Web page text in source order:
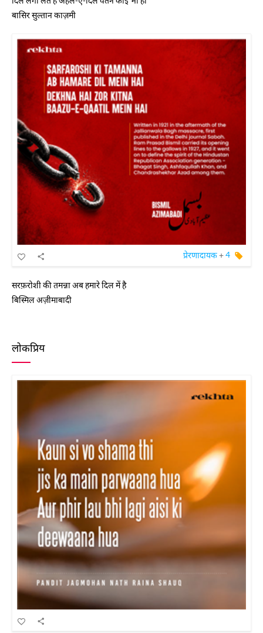
बासिर सुल्तान काज़मी
प्रेरणादायक+4
सरफ़रोशी की तमन्ना अब हमारे दिल में है
बिस्मिल अज़ीमाबादी
लोकप्रिय